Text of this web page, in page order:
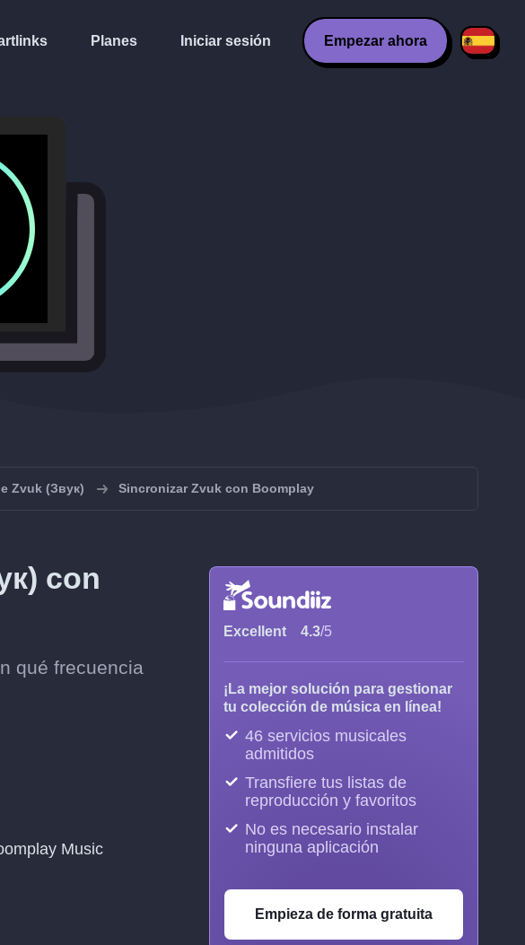
Planes Iniciar sesión Empezar ahora
Zvuk (Звук) Sincronizar Zvuk con Boomplay
con
qué frecuencia
Music
Excellent 4.3/5
¡La mejor solución para gestionar
tu colección de música en línea!
46 servicios musicales
admitidos
Transfiere tus listas de
reproducción y favoritos
No es necesario instalar
ninguna aplicación
Empieza de forma gratuita